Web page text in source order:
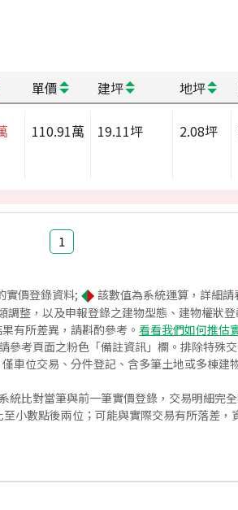
單價 建坪 地坪
110.91萬 19.11坪 2.08坪
1
實價登錄資料; 該數值為系統運算，詳細請
整，以及申報登錄之建物型態、建物權狀
有所差異，請斟酌參考。 看看我們如何推估
考頁面之粉色「備註資訊」欄。排除特殊
車位交易、分件登記、含多筆土地或多棟建
比對當筆與前一筆實價登錄，交易明細完
小數點後兩位；可能與實際交易有所落差，